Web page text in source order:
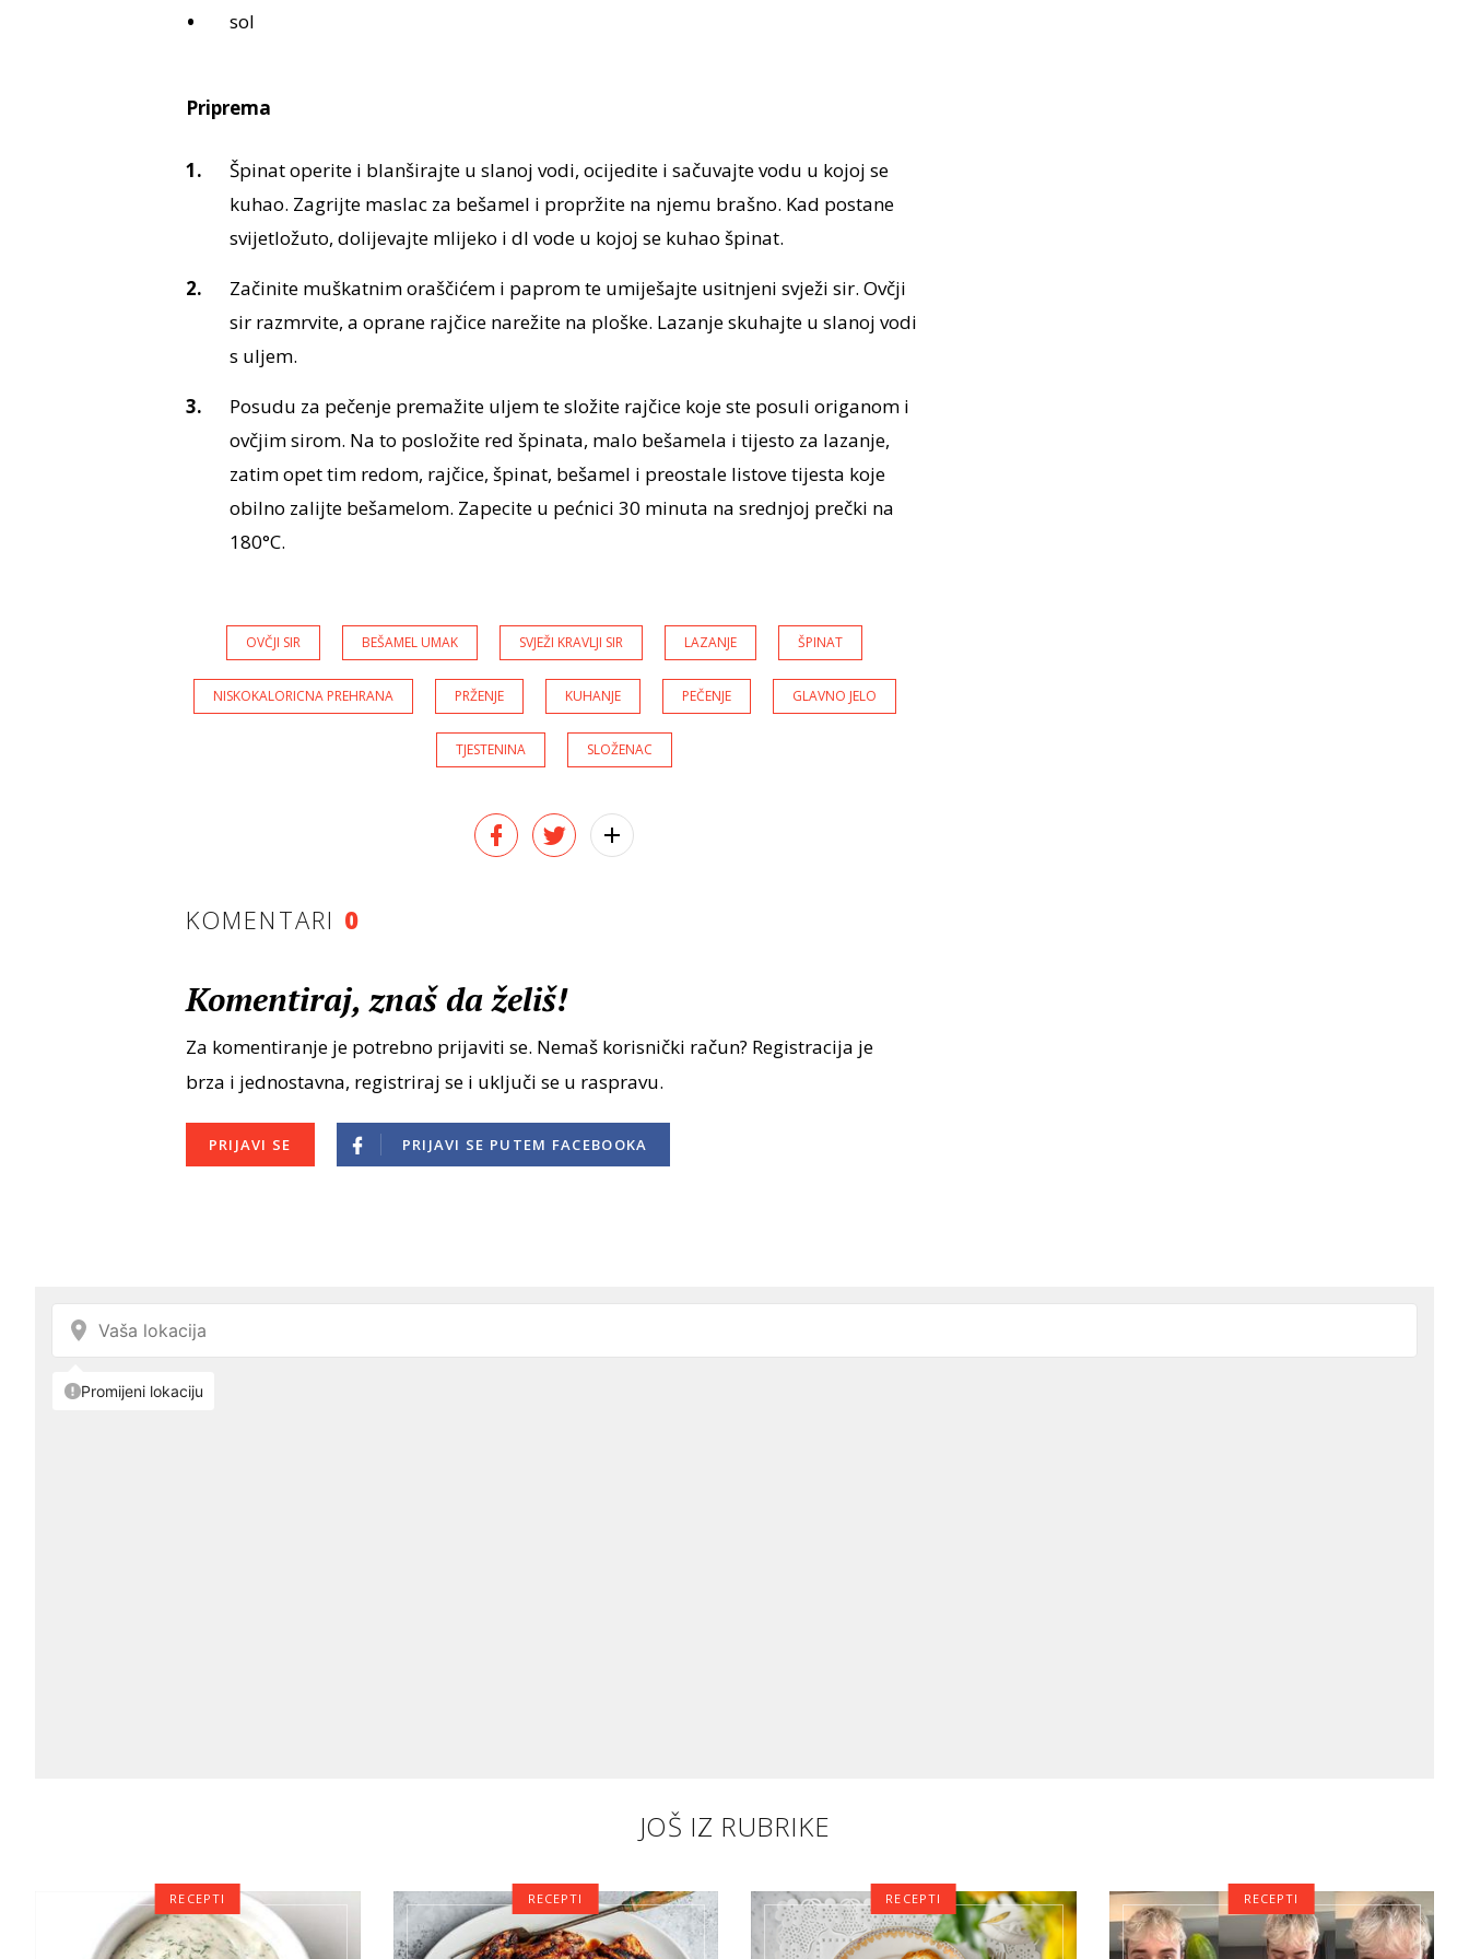
sol
Priprema
Špinat operite i blanširajte u slanoj vodi, ocijedite i sačuvajte vodu u kojoj se
kuhao. Zagrijte maslac za bešamel i propržite na njemu brašno. Kad postane
svijetložuto, dolijevajte mlijeko i dl vode u kojoj se kuhao špinat.
Začinite muškatnim oraščićem i paprom te umiješajte usitnjeni svježi sir. Ovčji
sir razmrvite, a oprane rajčice narežite na ploške. Lazanje skuhajte u slanoj vodi
s uljem.
Posudu za pečenje premažite uljem te složite rajčice koje ste posuli origanom i
ovčjim sirom. Na to posložite red špinata, malo bešamela i tijesto za lazanje,
zatim opet tim redom, rajčice, špinat, bešamel i preostale listove tijesta koje
obilno zalijte bešamelom. Zapecite u pećnici 30 minuta na srednjoj prečki na
180°C.
OVČJI SIR BEŠAMEL UMAK SVJEŽI KRAVLJI SIR LAZANJE ŠPINAT
NISKOKALORICNA PREHRANA PRŽENJE KUHANJE PEČENJE GLAVNO JELO
TJESTENINA SLOŽENAC
KOMENTARI 0
Komentiraj, znaš da želiš!
Za komentiranje je potrebno prijaviti se. Nemaš korisnički račun? Registracija je
brza i jednostavna, registriraj se i uključi se u raspravu.
PRIJAVI SE PRIJAVI SE PUTEM FACEBOOKA
JOŠ IZ RUBRIKE
RECEPTI RECEPTI RECEPTI RECEPTI